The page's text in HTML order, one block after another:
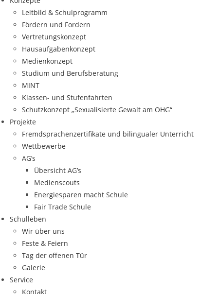
Leitbild & Schulprogramm
Fördern und Fordern
Vertretungskonzept
Hausaufgabenkonzept
Medienkonzept
Studium und Berufsberatung
MINT
Klassen- und Stufenfahrten
Schutzkonzept „Sexualisierte Gewalt am OHG“
Projekte
Fremdsprachenzertifikate und bilingualer Unterricht
Wettbewerbe
AG’s
Übersicht AG’s
Medienscouts
Energiesparen macht Schule
Fair Trade Schule
Schulleben
Wir über uns
Feste & Feiern
Tag der offenen Tür
Galerie
Service
Kontakt